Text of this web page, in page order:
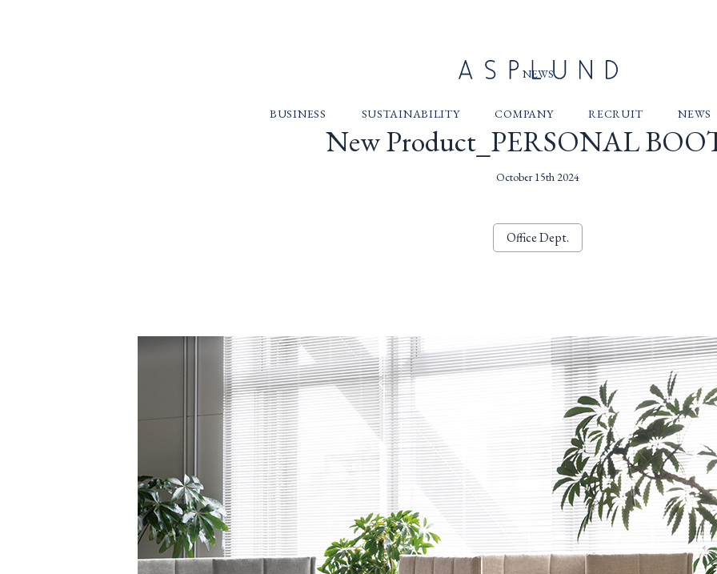
BUSINESS SUSTAINABILITY COMPANY RECRUIT NEWS
NEWS
New Product_PERSONAL
October 15th 2024
Office Dept.